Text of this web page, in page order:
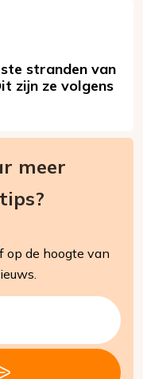
stranden van
zijn ze volgens
meer
op de hoogte van